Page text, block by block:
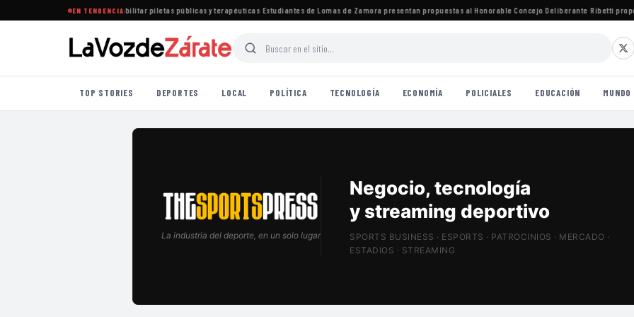
EN TENDENCIA
nuevas normas para habilitar piletas públicas y terapéuticas·Estudiantes de Lomas de Zamora presentan propuestas al Honorable Concejo Deliberante·Ribetti
TOP STORIES DEPORTES LOCAL POLÍTICA TECNOLOGÍA ECONOMÍA POLICIALES EDUCACIÓN MUNDO
La industria del deporte, en un solo lugar
Patrocinios, estadios
y Sports Tech
SPORTS BUSINESS · ESPORTS · PATROCINIOS · MERCADO ·
ESTADIOS · STREAMING